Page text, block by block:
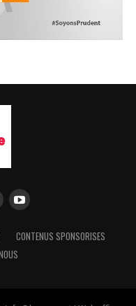
CONTENUS SPONSORISES